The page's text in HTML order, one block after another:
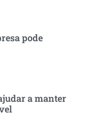
pode
a manter